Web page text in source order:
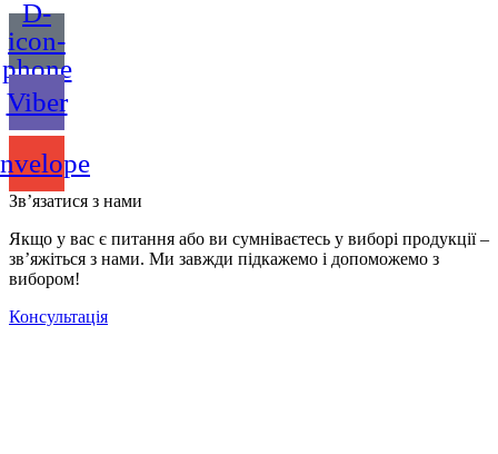
D-
icon-
phone
Viber
Зв’язатися з нами
Якщо у вас є питання або ви сумніваєтесь у виборі продукції –
зв’яжіться з нами. Ми завжди підкажемо і допоможемо з
вибором!
Консультація